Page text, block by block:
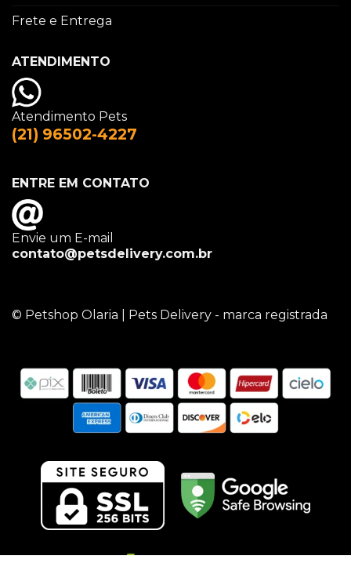
Frete e Entrega
ATENDIMENTO
Atendimento Pets
(21) 96502-4227
ENTRE EM CONTATO
Envie um E-mail
contato@petsdelivery.com.br
© Petshop Olaria | Pets Delivery - marca registrada